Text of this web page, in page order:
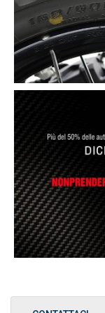
CONTATTACI
Eurocar ti